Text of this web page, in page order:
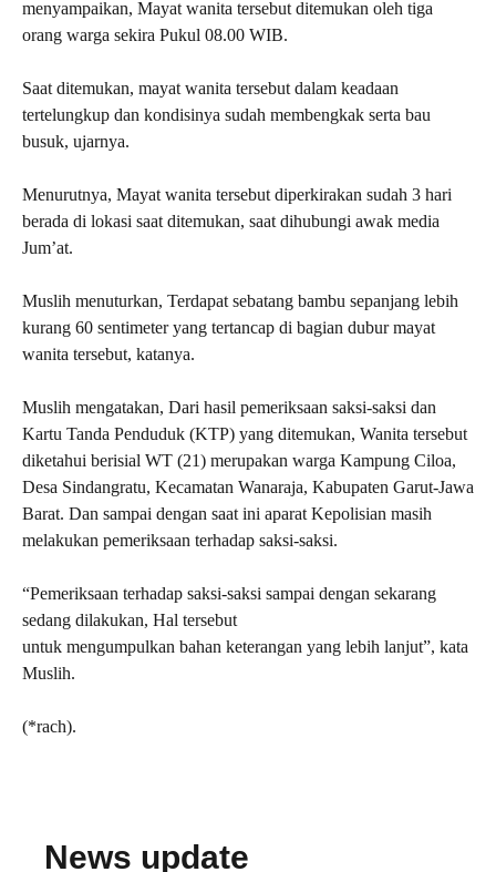
menyampaikan, Mayat wanita tersebut ditemukan oleh tiga
orang warga sekira Pukul 08.00 WIB.
Saat ditemukan, mayat wanita tersebut dalam keadaan
tertelungkup dan kondisinya sudah membengkak serta bau
busuk, ujarnya.
Menurutnya, Mayat wanita tersebut diperkirakan sudah 3 hari
berada di lokasi saat ditemukan, saat dihubungi awak media
Jum’at.
Muslih menuturkan, Terdapat sebatang bambu sepanjang lebih
kurang 60 sentimeter yang tertancap di bagian dubur mayat
wanita tersebut, katanya.
Muslih mengatakan, Dari hasil pemeriksaan saksi-saksi dan
Kartu Tanda Penduduk (KTP) yang ditemukan, Wanita tersebut
diketahui berisial WT (21) merupakan warga Kampung Ciloa,
Desa Sindangratu, Kecamatan Wanaraja, Kabupaten Garut-Jawa
Barat. Dan sampai dengan saat ini aparat Kepolisian masih
melakukan pemeriksaan terhadap saksi-saksi.
“Pemeriksaan terhadap saksi-saksi sampai dengan sekarang
sedang dilakukan, Hal tersebut
untuk mengumpulkan bahan keterangan yang lebih lanjut”, kata
Muslih.
(*rach).
News update